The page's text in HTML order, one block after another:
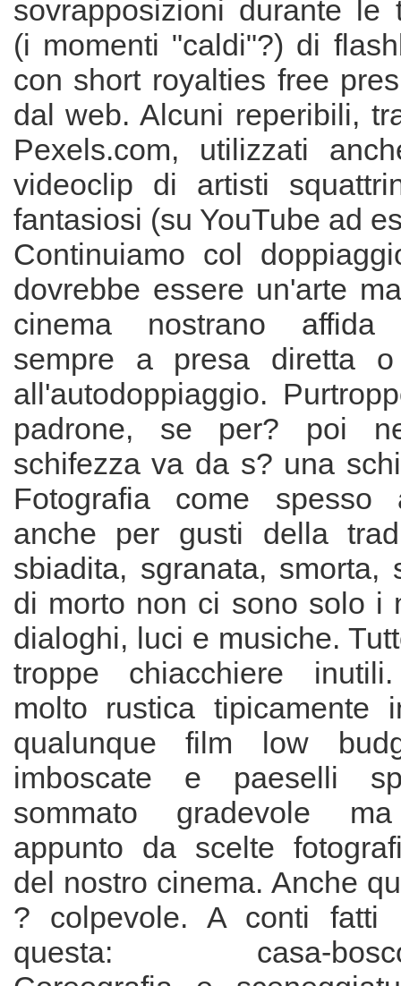
sovrapposizioni durante le
(i momenti "caldi"?) di
con short royalties free
dal web. Alcuni reperibili,
Pexels.com, utilizzati
videoclip di artisti
fantasiosi (su YouTube ad
Continuiamo col
dovrebbe essere un'arte
cinema nostrano affida
sempre a presa diretta
all'autodoppiaggio.
padrone, se per? poi
schifezza va da s? una
Fotografia come spesso
anche per gusti della
sbiadita, sgranata, smorta,
di morto non ci sono solo i
dialoghi, luci e musiche.
troppe chiacchiere
molto rustica tipicamente
qualunque film low
imboscate e paeselli
sommato gradevole
appunto da scelte
del nostro cinema. Anche
? colpevole. A conti fatti
questa: casa-bosco-